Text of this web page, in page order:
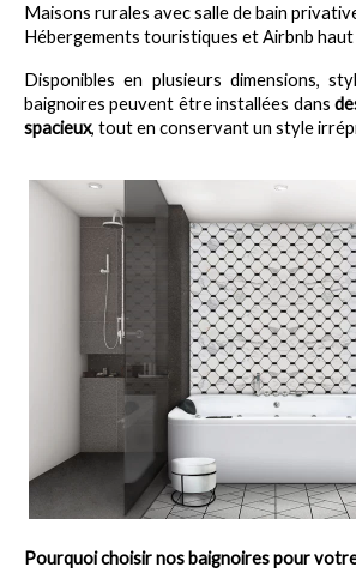
Maisons rurales avec salle de bain
Hébergements touristiques et Airbnb haut
Disponibles en plusieurs dimensions,
baignoires peuvent être installées dans
spacieux, tout en conservant un style
Pourquoi choisir nos baignoires pour